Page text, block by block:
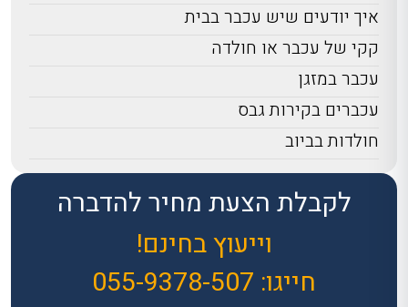
לקבלת הצעת מחיר להדברה
וייעוץ בחינם!
חייגו: 055-9378-507
איך יודעים שיש עכבר בבית
קקי של עכבר או חולדה
עכבר במזגן
עכברים בקירות גבס
חולדות בביוב